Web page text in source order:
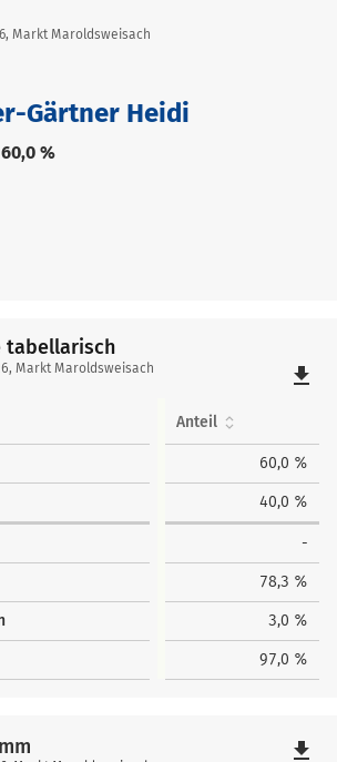
Markt Maroldsweisach
Gärtner Heidi
60,0 %
tabellarisch
Markt Maroldsweisach
file_download
Anteil
60,0 %
40,0 %
-
78,3 %
3,0 %
97,0 %
file_download